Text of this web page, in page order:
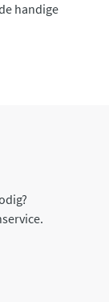
handige